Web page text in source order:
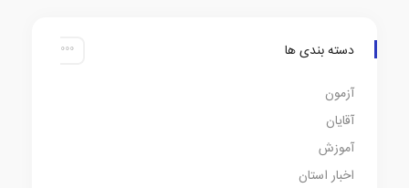
دسته بندی ها
آزمون
آقایان
آموزش
اخبار استان